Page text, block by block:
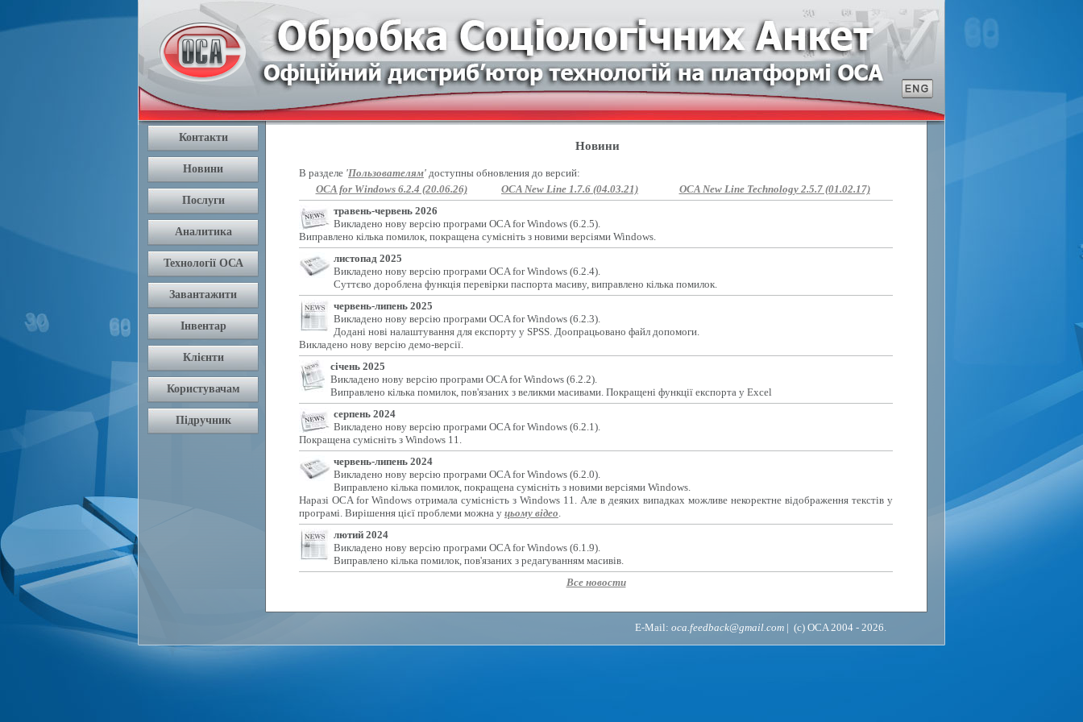
Новини
В разделе 'Пользователям' доступны обновления до версий:
OCA for Windows 6.2.4 (20.06.26)
OCA New Line 1.7.6 (04.03.21)
OCA New Line Technology 2.5.7 (01.02.17)
травень-червень 2026
Викладено нову версію програми OCA for Windows (6.2.5).
Виправлено кілька помилок, покращена сумісніть з новими версіями Windows.
листопад 2025
Викладено нову версію програми OCA for Windows (6.2.4).
Суттєво дороблена функція перевірки паспорта масиву, виправлено кілька помилок.
червень-липень 2025
Викладено нову версію програми OCA for Windows (6.2.3).
Додані нові налаштування для експорту у SPSS. Доопрацьовано файл допомоги.
Викладено нову версію демо-версії.
січень 2025
Викладено нову версію програми OCA for Windows (6.2.2).
Виправлено кілька помилок, пов'язаних з великми масивами. Покращені функції експорта у Excel
серпень 2024
Викладено нову версію програми OCA for Windows (6.2.1).
Покращена сумісніть з Windows 11.
червень-липень 2024
Викладено нову версію програми OCA for Windows (6.2.0).
Виправлено кілька помилок, покращена сумісніть з новими версіями Windows.
Наразі OCA for Windows отримала сумісність з Windows 11. Але в деяких випадках можливе некоректне відображення текстів у
програмі. Вирішення цієї проблеми можна у цьому відео.
лютий 2024
Викладено нову версію програми OCA for Windows (6.1.9).
Виправлено кілька помилок, пов'язаних з редагуванням масивів.
Все новости
E-Mail: oca.feedback@gmail.com | (c) OCA 2004 - 2026.